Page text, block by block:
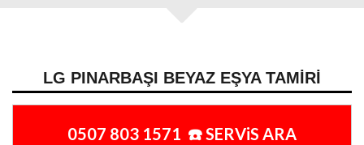
LG PINARBAŞI BEYAZ EŞYA TAMIRI
0507 803 1571 ☎️ SERViS ARA